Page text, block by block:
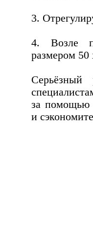
3.
4. Возле
размером 50
Серьёзный
за помощью
и